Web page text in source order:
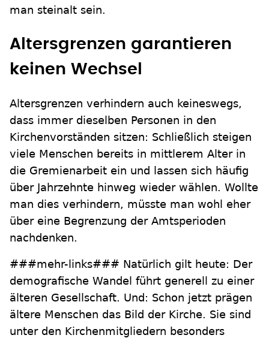
man steinalt sein.
Altersgrenzen garantieren
keinen Wechsel
Altersgrenzen verhindern auch keineswegs,
dass immer dieselben Personen in den
Kirchenvorständen sitzen: Schließlich steigen
viele Menschen bereits in mittlerem Alter in
die Gremienarbeit ein und lassen sich häufig
über Jahrzehnte hinweg wieder wählen. Wollte
man dies verhindern, müsste man wohl eher
über eine Begrenzung der Amtsperioden
nachdenken.
###mehr-links### Natürlich gilt heute: Der
demografische Wandel führt generell zu einer
älteren Gesellschaft. Und: Schon jetzt prägen
ältere Menschen das Bild der Kirche. Sie sind
unter den Kirchenmitgliedern besonders